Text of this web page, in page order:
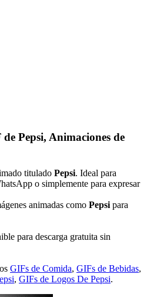
Pepsi, Animaciones de
titulado Pepsi. Ideal para
o simplemente para expresar
animadas como Pepsi para
para descarga gratuita sin
GIFs de Comida, GIFs de Bebidas,
, GIFs de Logos De Pepsi.